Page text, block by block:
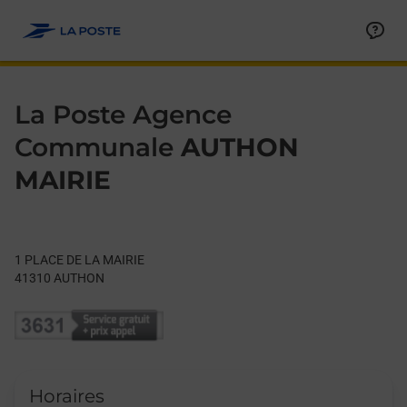
La Poste Agence
Communale AUTHON
MAIRIE
1 PLACE DE LA MAIRIE
41310 AUTHON
Horaires